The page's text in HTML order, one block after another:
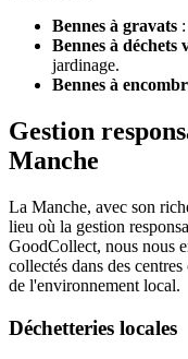
Bennes à gravats
Bennes à déchets
jardinage.
Bennes à
Gestion
Manche
La Manche, avec son
lieu où la gestion
GoodCollect, nous nous
collectés dans des
de l'environnement local.
Déchetteries locales